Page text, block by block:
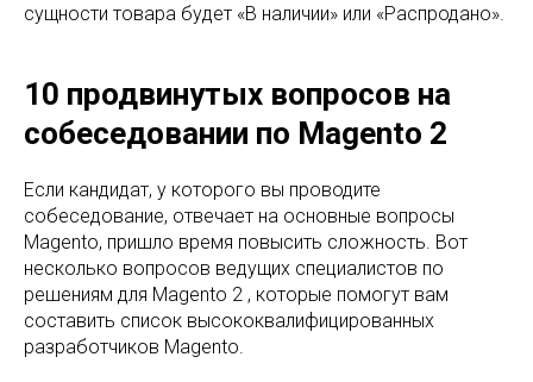
сущности товара будет «В наличии» или «Распродано».
10 продвинутых вопросов на
собеседовании по Magento 2
Если кандидат, у которого вы проводите
собеседование, отвечает на основные вопросы
Magento, пришло время повысить сложность. Вот
несколько вопросов ведущих специалистов по
решениям для Magento 2 , которые помогут вам
составить список высококвалифицированных
разработчиков Magento.